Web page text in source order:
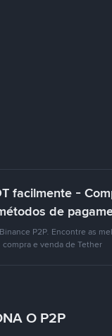
facilmente -
de
P2P. Encontre as
compra e venda de Tether
O P2P